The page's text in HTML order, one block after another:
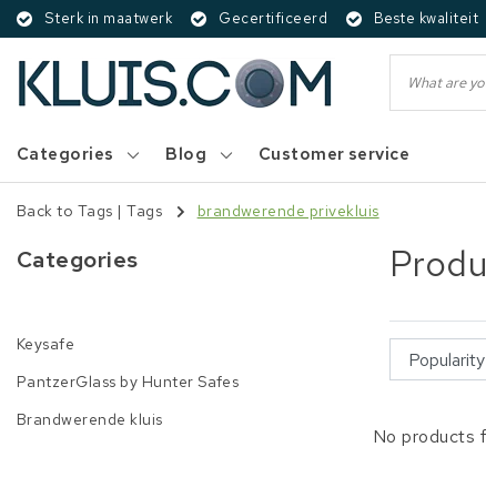
Sterk in maatwerk Gecertificeerd Beste kwaliteit
Categories Blog Customer service
Back to Tags |Tags brandwerende privekluis
Categories
Keysafe
PantzerGlass by Hunter Safes
Brandwerende kluis
No products